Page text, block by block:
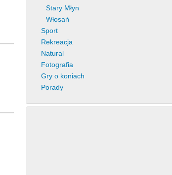
Stary Młyn
Włosań
Sport
Rekreacja
Natural
Fotografia
Gry o koniach
Porady